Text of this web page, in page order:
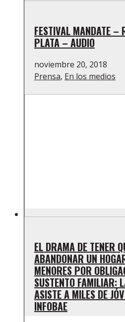
FESTIVAL MANDATE –
PLATA – AUDIO
noviembre 20, 2018
Prensa, En los medios
EL DRAMA DE TENER
ABANDONAR UN
MENORES POR
SUSTENTO FAMILIAR:
ASISTE A MILES DE
INFOBAE